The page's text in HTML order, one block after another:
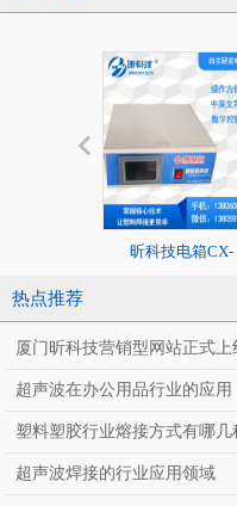
昕科技电箱CX-
热点推荐
厦门昕科技营销型网站正式上
超声波在办公用品行业的应用
塑料塑胶行业熔接方式有哪几
超声波焊接的行业应用领域